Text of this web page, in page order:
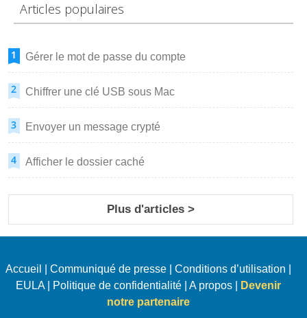
Articles populaires
Gérer le mot de passe du compte
Chiffrer une clé USB sous Mac
Envoyer un message crypté
Afficher le dossier caché
Plus d'articles >
Accueil Communiqué de presse| Conditions d’utilisation
EULA| Politique de confidentialité| A propos|
Devenir
notre partenaire